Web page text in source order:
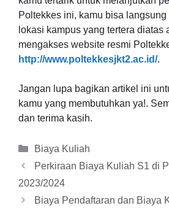
Poltekkes ini, kamu bisa
lokasi kampus yang tertera diatas
mengakses website resmi
http://www.poltekkesjkt2.ac.id/.
Jangan lupa bagikan artikel ini
kamu yang membutuhkan ya!.
dan terima kasih.
Kategori
Biaya Kuliah
Perkiraan Biaya Kuliah S1 di
2023/2024
Biaya Pendaftaran dan Biaya